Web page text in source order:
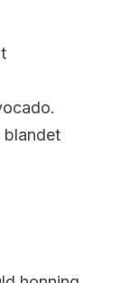
blandet